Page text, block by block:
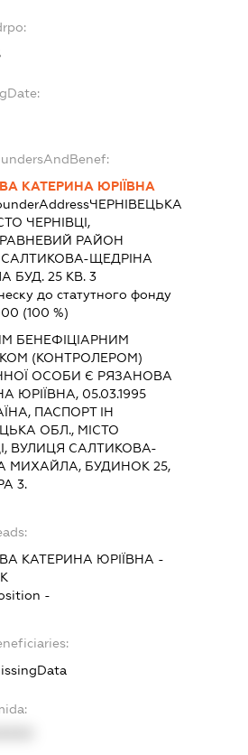
КАТЕРИНА ЮРІЇВНА
ЧЕРНІВЕЦЬКА
ЧЕРНІВЦІ,
РАЙОН
ЩЕДРІНА
БУД. 25 КВ. 3
до статутного фонду
(100 %)
БЕНЕФІЦІАРНИМ
(КОНТРОЛЕРОМ)
ОСОБИ Є РЯЗАНОВА
ЮРІЇВНА, 05.03.1995
ПАСПОРТ ІН
ОБЛ., МІСТО
ВУЛИЦЯ САЛТИКОВА-
МИХАЙЛА, БУДИНОК 25,
3.
КАТЕРИНА ЮРІЇВНА -
-